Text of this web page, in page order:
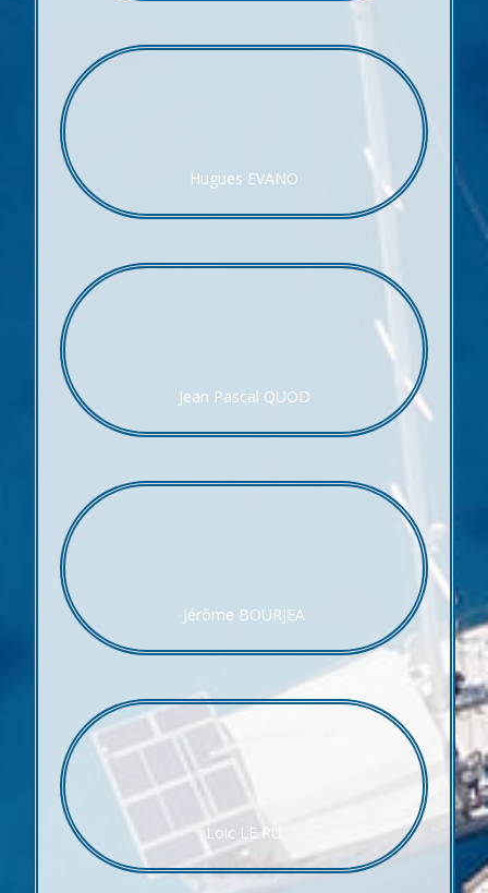
Hugues EVANO
Jean Pascal QUOD
Jérôme BOURJEA
Loic LE RU